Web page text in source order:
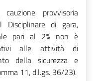
provvisoria
di gara,
pari al 2% non è
alle attività di
della sicurezza e
11, d.l.gs. 36/23).